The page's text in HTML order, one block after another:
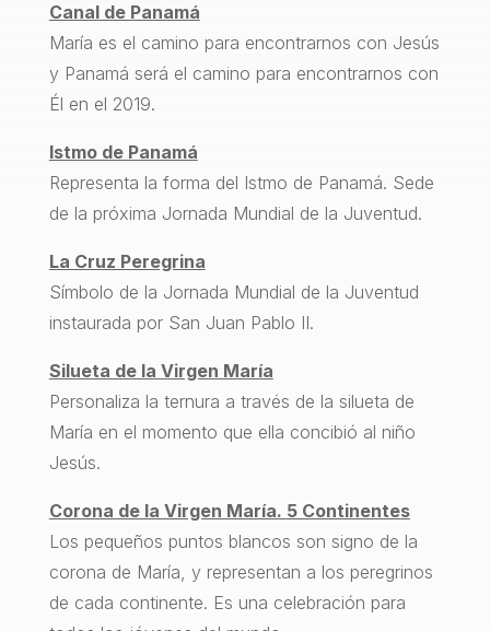
Canal de Panamá
María es el camino para encontrarnos con Jesús
y Panamá será el camino para encontrarnos con
Él en el 2019.
Istmo de Panamá
Representa la forma del Istmo de Panamá. Sede
de la próxima Jornada Mundial de la Juventud.
La Cruz Peregrina
Símbolo de la Jornada Mundial de la Juventud
instaurada por San Juan Pablo II.
Silueta de la Virgen María
Personaliza la ternura a través de la silueta de
María en el momento que ella concibió al niño
Jesús.
Corona de la Virgen María. 5 Continentes
Los pequeños puntos blancos son signo de la
corona de María, y representan a los peregrinos
de cada continente. Es una celebración para